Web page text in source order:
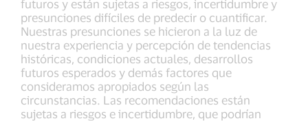
futuros y están sujetas a riesgos, incertidumbre y
presunciones difíciles de predecir o cuantificar.
Nuestras presunciones se hicieron a la luz de
nuestra experiencia y percepción de tendencias
históricas, condiciones actuales, desarrollos
futuros esperados y demás factores que
consideramos apropiados según las
circunstancias. Las recomendaciones están
sujetas a riesgos e incertidumbre, que podrían